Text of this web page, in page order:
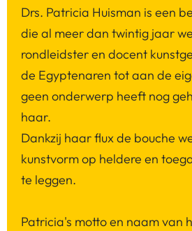
Drs. Patricia Huisman is een
die al meer dan twintig jaar
rondleidster en docent
de Egyptenaren tot aan de
geen onderwerp heeft nog
haar.
Dankzij haar flux de bouche
kunstvorm op heldere en
te leggen.
Patricia's motto en naam van